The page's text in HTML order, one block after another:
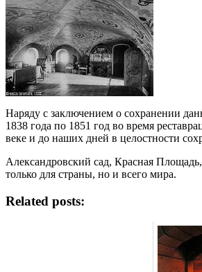
Наряду с заключением о сохранении
1838 года по 1851 год во время
веке и до наших дней в целостности
Александровский сад, Красная
только для страны, но и всего мира.
Related posts: